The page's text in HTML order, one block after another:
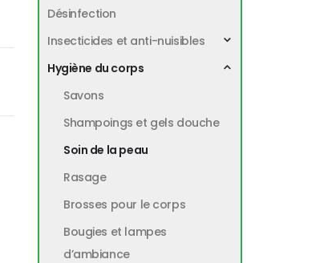
Désinfection
Insecticides et anti-nuisibles
Hygiène du corps
Savons
Shampoings et gels douche
Soin de la peau
Rasage
Brosses pour le corps
Bougies et lampes
d’ambiance